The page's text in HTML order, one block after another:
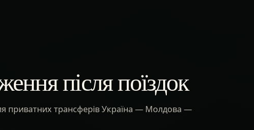
після поїздок
приватних трансферів Україна — Молдова —